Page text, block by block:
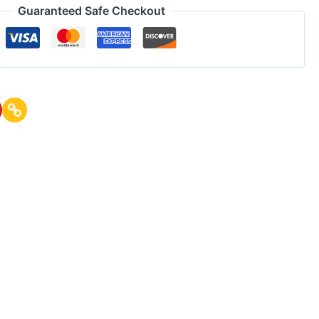
Guaranteed Safe Checkout